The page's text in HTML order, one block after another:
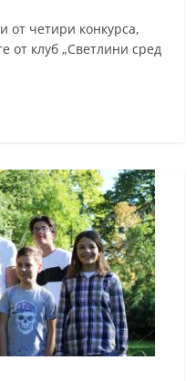
от четири конкурса,
от клуб „Светлини сред